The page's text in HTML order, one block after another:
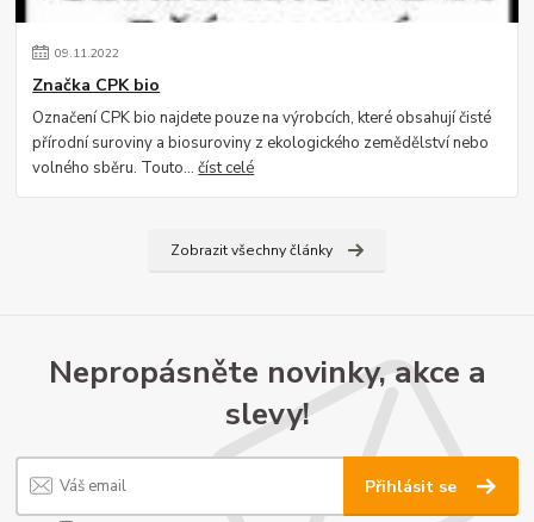
09.11.2022
Značka CPK bio
Označení CPK bio najdete pouze na výrobcích, které obsahují čisté
přírodní suroviny a biosuroviny z ekologického zemědělství nebo
volného sběru. Touto...číst celé
Zobrazit všechny články
Nepropásněte novinky, akce a
slevy!
Přihlásit se